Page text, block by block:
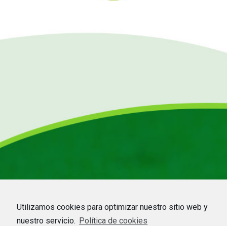
Utilizamos cookies para optimizar nuestro sitio web y
nuestro servicio. Política de cookies